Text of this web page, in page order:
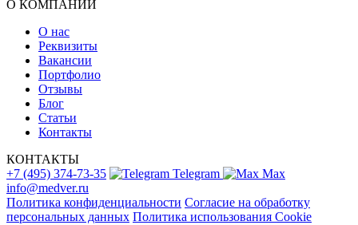
О КОМПАНИИ
О нас
Реквизиты
Вакансии
Портфолио
Отзывы
Блог
Статьи
Контакты
КОНТАКТЫ
+7 (495) 374-73-35
Telegram
Max
info@medver.ru
Политика конфиденциальности Согласие на обработку
персональных данных Политика использования Cookie